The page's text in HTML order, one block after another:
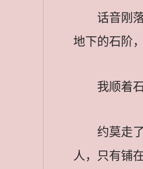
话音刚
地下的石阶
我顺着
约莫走
人，只有铺